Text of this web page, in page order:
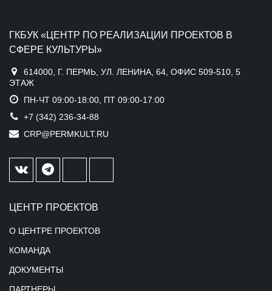
ГКБУК «ЦЕНТР ПО РЕАЛИЗАЦИИ ПРОЕКТОВ В
СФЕРЕ КУЛЬТУРЫ»
614000, Г. ПЕРМЬ, УЛ. ЛЕНИНА, 64, ОФИС 509-510, 5
ЭТАЖ
ПН-ЧТ 09:00-18:00, ПТ 09:00-17:00
+7 (342) 236-34-88
CRP@PERMKULT.RU
ЦЕНТР ПРОЕКТОВ
О ЦЕНТРЕ ПРОЕКТОВ
КОМАНДА
ДОКУМЕНТЫ